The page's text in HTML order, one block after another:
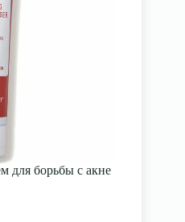
для борьбы с акне